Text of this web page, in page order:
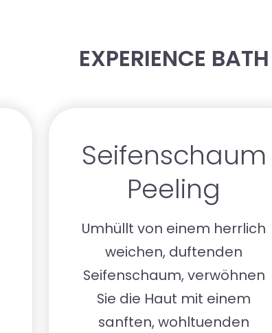
EXPERIENCE BATH
Seifenschaum
Peeling
Umhüllt von einem herrlich
weichen, duftenden
Seifenschaum, verwöhnen
Sie die Haut mit einem
sanften, wohltuenden